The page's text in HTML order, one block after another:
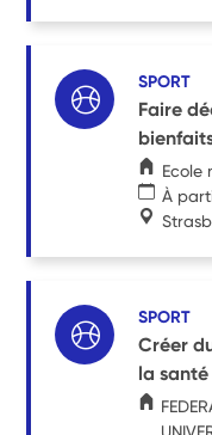
SPORT
Faire
Ecole
À
SPORT
Créer
la